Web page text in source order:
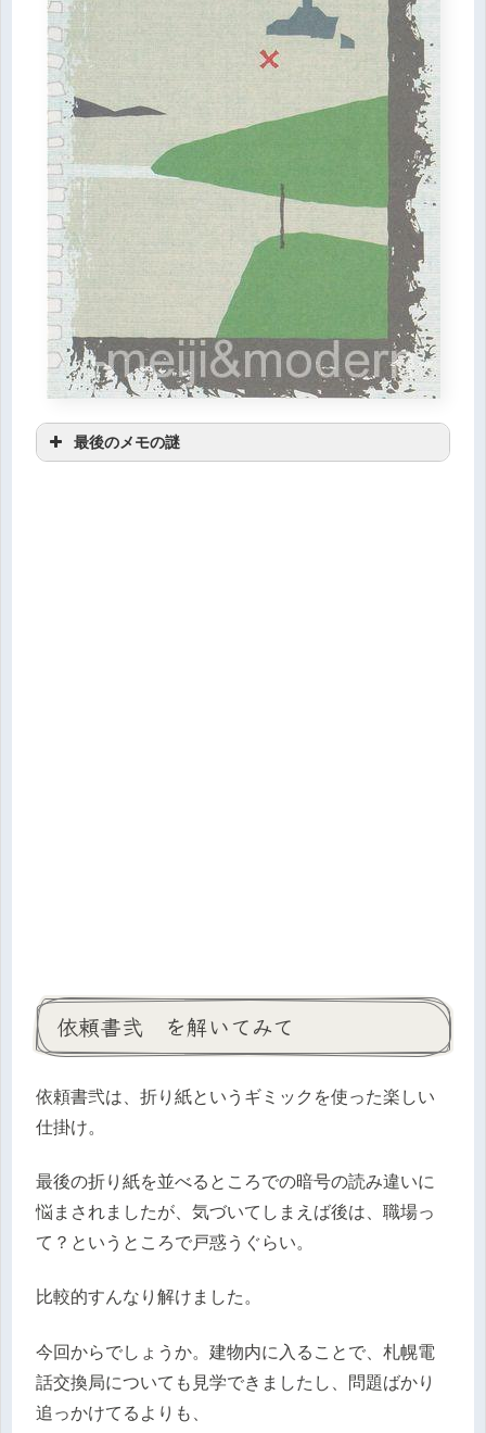
最後のメモの謎
依頼書弐 を解いてみて
依頼書弐は、折り紙というギミックを使った楽しい
仕掛け。
最後の折り紙を並べるところでの暗号の読み違いに
悩まされましたが、気づいてしまえば後は、職場っ
て？というところで戸惑うぐらい。
比較的すんなり解けました。
今回からでしょうか。建物内に入ることで、札幌電
話交換局についても見学できましたし、問題ばかり
追っかけてるよりも、